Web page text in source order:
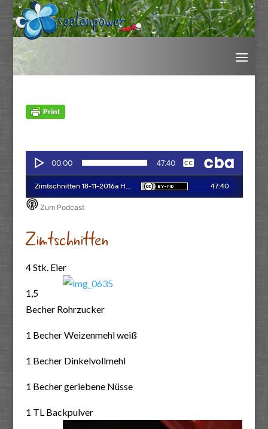
Zimtschnitten
4 Stk. Eier
1,5
Becher Rohrzucker
1 Becher Weizenmehl weiß
1 Becher Dinkelvollmehl
1 Becher geriebene Nüsse
1 TL Backpulver